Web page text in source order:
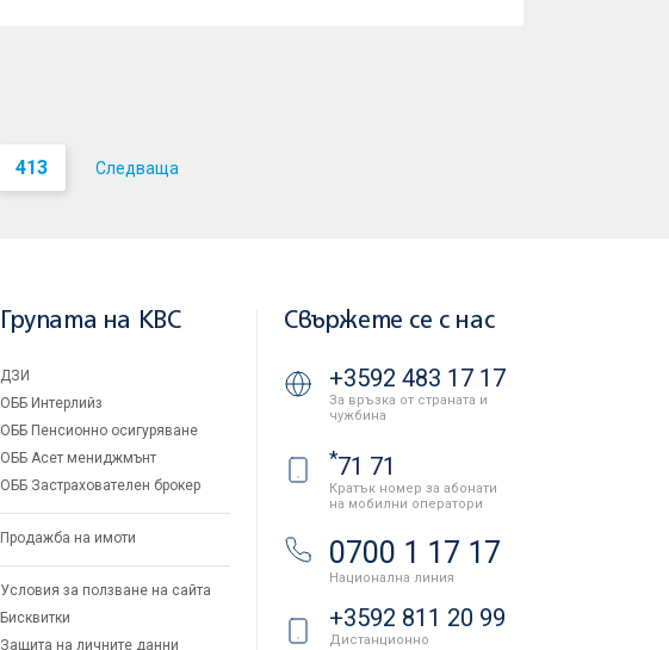
413 Следваща
Групата на KBC
ДЗИ
ОББ Интерлийз
ОББ Пенсионно осигуряване
ОББ Асет мениджмънт
ОББ Застрахователен брокер
Продажба на имоти
Условия за ползване на сайта
Бисквитки
Защита на личните данни
Свържете се с нас
+3592 483 17 17
За връзка от страната и
чужбина
*71 71
Кратък номер за абонати
на мобилни оператори
0700 1 17 17
Национална линия
+3592 811 20 99
Дистанционно